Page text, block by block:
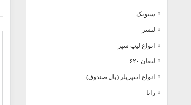
سیویک
لنسر
انواع لیپ سپر
لیفان ۶٢٠
انواع اسپریلر (بال صندوق)
رانا